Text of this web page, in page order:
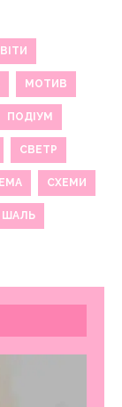
МОТИВ
ПОДІУМ
СВЕТР
СХЕМИ
ШАЛЬ